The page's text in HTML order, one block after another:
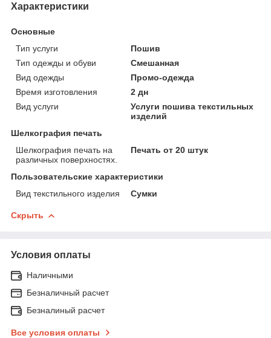
Характеристики
Основные
Тип услуги
Пошив
Тип одежды и обуви
Смешанная
Вид одежды
Промо-одежда
Время изготовления
2 дн
Вид услуги
Услуги пошива текстильных
изделий
Шелкография печать
Шелкография печать на
различных поверхностях.
Печать от 20 штук
Пользовательские характеристики
Вид текстильного изделия
Сумки
Скрыть
Условия оплаты
Наличными
Безналичный расчет
Безналиный расчет
Все условия оплаты